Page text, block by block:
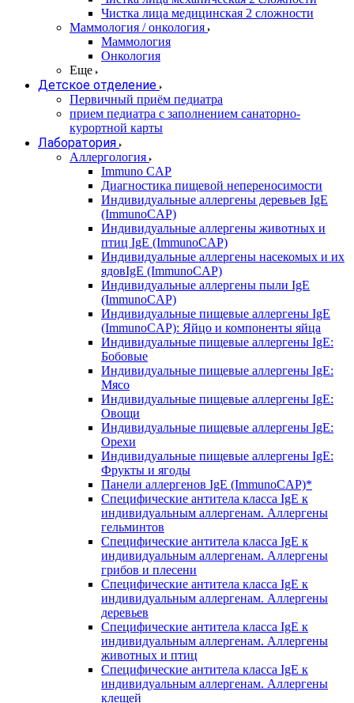
Чистка лица медицинская 2 сложности
Маммология / онкология
Маммология
Онкология
Еще
Детское отделение
Первичный приём педиатра
прием педиатра с заполнением санаторно-
курортной карты
Лаборатория
Аллергология
Immuno CAP
Диагностика пищевой непереносимости
Индивидуальные аллергены деревьев IgE
(ImmunoCAP)
Индивидуальные аллергены животных и
птиц IgE (ImmunoCAP)
Индивидуальные аллергены насекомых и их
ядовIgE (ImmunoCAP)
Индивидуальные аллергены пыли IgE
(ImmunoCAP)
Индивидуальные пищевые аллергены IgE
(ImmunoCAP): Яйцо и компоненты яйца
Индивидуальные пищевые аллергены IgE:
Бобовые
Индивидуальные пищевые аллергены IgE:
Мясо
Индивидуальные пищевые аллергены IgE:
Овощи
Индивидуальные пищевые аллергены IgE:
Орехи
Индивидуальные пищевые аллергены IgE:
Фрукты и ягоды
Панели аллергенов IgE (ImmunoCAP)*
Специфические антитела класса IgE к
индивидуальным аллергенам. Аллергены
гельминтов
Специфические антитела класса IgE к
индивидуальным аллергенам. Аллергены
грибов и плесени
Специфические антитела класса IgE к
индивидуальным аллергенам. Аллергены
деревьев
Специфические антитела класса IgE к
индивидуальным аллергенам. Аллергены
животных и птиц
Специфические антитела класса IgE к
индивидуальным аллергенам. Аллергены
клещей